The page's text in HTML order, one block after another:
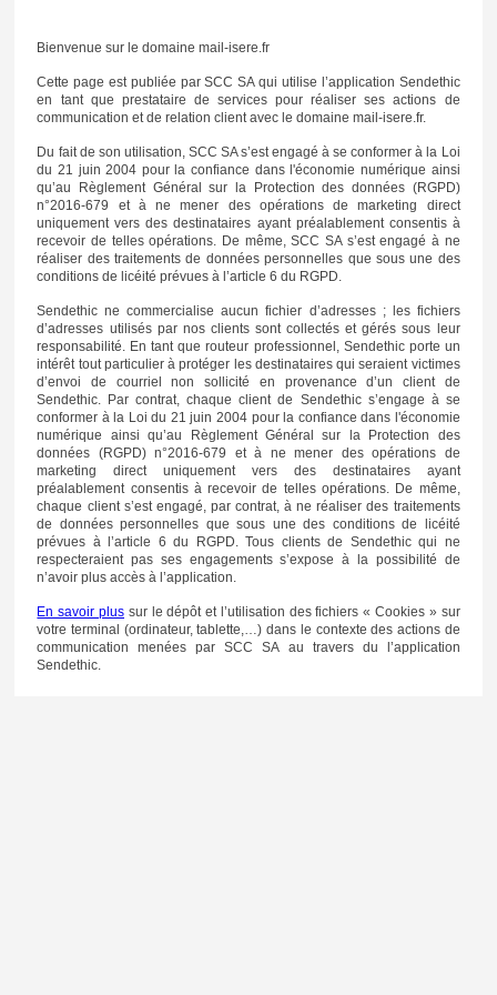
Bienvenue sur le domaine mail-isere.fr
Cette page est publiée par SCC SA qui utilise l’application Sendethic
en tant que prestataire de services pour réaliser ses actions de
communication et de relation client avec le domaine mail-isere.fr.
Du fait de son utilisation, SCC SA s’est engagé à se conformer à la Loi
du 21 juin 2004 pour la confiance dans l'économie numérique ainsi
qu’au Règlement Général sur la Protection des données (RGPD)
n°2016-679 et à ne mener des opérations de marketing direct
uniquement vers des destinataires ayant préalablement consentis à
recevoir de telles opérations. De même, SCC SA s’est engagé à ne
réaliser des traitements de données personnelles que sous une des
conditions de licéité prévues à l’article 6 du RGPD.
Sendethic ne commercialise aucun fichier d’adresses ; les fichiers
d’adresses utilisés par nos clients sont collectés et gérés sous leur
responsabilité. En tant que routeur professionnel, Sendethic porte un
intérêt tout particulier à protéger les destinataires qui seraient victimes
d’envoi de courriel non sollicité en provenance d’un client de
Sendethic. Par contrat, chaque client de Sendethic s’engage à se
conformer à la Loi du 21 juin 2004 pour la confiance dans l'économie
numérique ainsi qu’au Règlement Général sur la Protection des
données (RGPD) n°2016-679 et à ne mener des opérations de
marketing direct uniquement vers des destinataires ayant
préalablement consentis à recevoir de telles opérations. De même,
chaque client s’est engagé, par contrat, à ne réaliser des traitements
de données personnelles que sous une des conditions de licéité
prévues à l’article 6 du RGPD. Tous clients de Sendethic qui ne
respecteraient pas ses engagements s’expose à la possibilité de
n’avoir plus accès à l’application.
En savoir plus sur le dépôt et l’utilisation des fichiers « Cookies » sur
votre terminal (ordinateur, tablette,…) dans le contexte des actions de
communication menées par SCC SA au travers du l’application
Sendethic.